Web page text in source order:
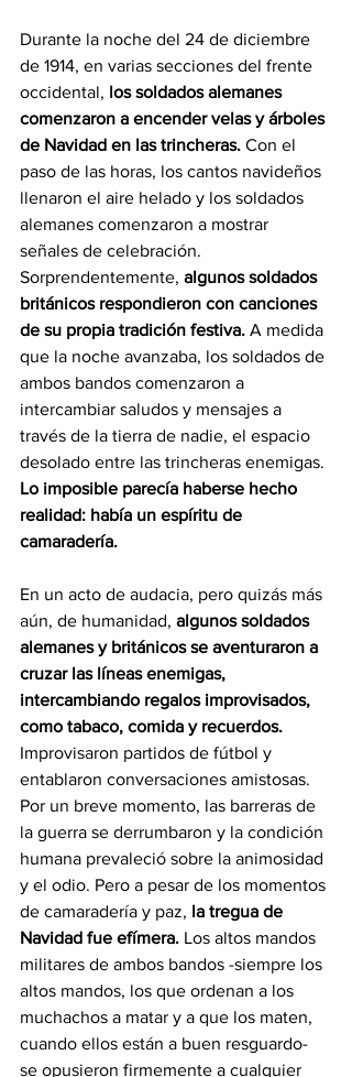
Durante la noche del 24 de diciembre
de 1914, en varias secciones del frente
occidental, los soldados alemanes
comenzaron a encender velas y árboles
de Navidad en las trincheras. Con el
paso de las horas, los cantos navideños
llenaron el aire helado y los soldados
alemanes comenzaron a mostrar
señales de celebración.
Sorprendentemente, algunos soldados
británicos respondieron con canciones
de su propia tradición festiva. A medida
que la noche avanzaba, los soldados de
ambos bandos comenzaron a
intercambiar saludos y mensajes a
través de la tierra de nadie, el espacio
desolado entre las trincheras enemigas.
Lo imposible parecía haberse hecho
realidad: había un espíritu de
camaradería.
En un acto de audacia, pero quizás más
aún, de humanidad, algunos soldados
alemanes y británicos se aventuraron a
cruzar las líneas enemigas,
intercambiando regalos improvisados,
como tabaco, comida y recuerdos.
Improvisaron partidos de fútbol y
entablaron conversaciones amistosas.
Por un breve momento, las barreras de
la guerra se derrumbaron y la condición
humana prevaleció sobre la animosidad
y el odio. Pero a pesar de los momentos
de camaradería y paz, la tregua de
Navidad fue efímera. Los altos mandos
militares de ambos bandos -siempre los
altos mandos, los que ordenan a los
muchachos a matar y a que los maten,
cuando ellos están a buen resguardo-
se opusieron firmemente a cualquier